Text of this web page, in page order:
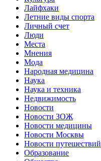
Лайфхаки
Летние виды спорта
Личный счет
Люди
Места
Мнения
Мода
Народная медицина
Наука
Наука и техника
Недвижимость
Новости
Новости ЗОЖ
Новости медицины
Новости Москвы
Новости путешествий
Образование